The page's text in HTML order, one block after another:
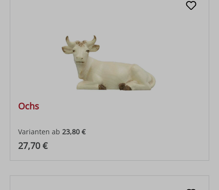
Ochs
Varianten ab 23,80 €
Regulärer Preis:
27,70 €